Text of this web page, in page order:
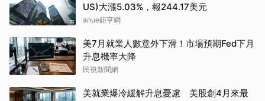
US)大漲5.03%，報244.17美元
anue鉅亨網
美7月就業人數意外下滑！市場預期Fed下月
升息機率大降
民視新聞網
美就業爆冷緩解升息憂慮 美股創4月來最